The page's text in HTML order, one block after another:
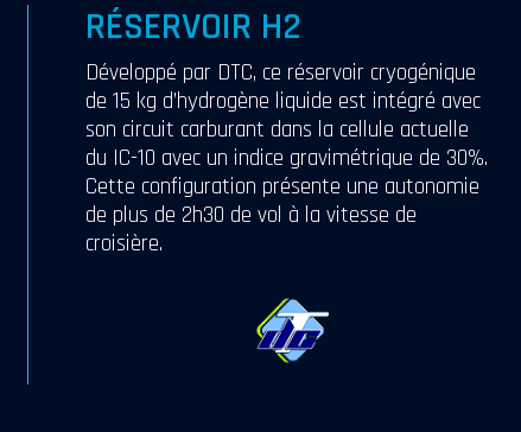
RÉSERVOIR H2
Développé par DTC, ce réservoir cryogénique
de 15 kg d’hydrogène liquide est intégré avec
son circuit carburant dans la cellule actuelle
du IC-10 avec un indice gravimétrique de 30%.
Cette configuration présente une autonomie
de plus de 2h30 de vol à la vitesse de
croisière.